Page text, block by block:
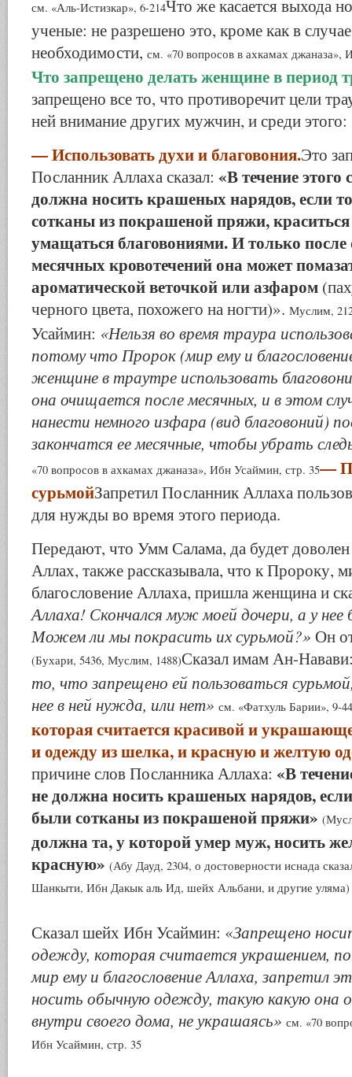
см. «Аль-Истизкар», 6-214Что же касается выхода
ученые: не разрешено это, кроме как в
необходимости, см. «70 вопросов в ахкамах джаназа»,
Что запрещено делать женщине в период
запрещено все то, что противоречит цели
ней внимание других мужчин, и среди этого:
— Использовать духи и благовония.Это
Посланник Аллаха сказал: «В течение этого
должна носить крашеных нарядов, если
сотканы из покрашеной пряжи,
умащаться благовониями. И только
месячных кровотечений она может
ароматической веточкой или азфаром
черного цвета, похожего на ногти)». Муслим,
Усаймин: «Нельзя во время траура
потому что Пророк (мир ему и
женщине в траутре использовать
она очищается после месячных, и в этом
нанести немного изфара (вид благовоний)
закончатся ее месячные, чтобы убрать
«70 вопросов в ахкамах джаназа», Ибн Усаймин, стр. 35—
сурьмойЗапретил Посланник Аллаха
для нужды во время этого периода.
Передают, что Умм Салама, да будет
Аллах, также рассказывала, что к Пророку,
благословение Аллаха, пришла женщина и
Аллаха! Скончался муж моей дочери, а у нее
Можем ли мы покрасить их сурьмой?» Он
(Бухари, 5436, Муслим, 1488)Сказал имам Ан-
то, что запрещено ей пользоваться
нее в ней нужда, или нет» см. «Фатхуль Барии», 9-
которая считается красивой и
и одежду из шелка, и красную и желтую
причине слов Посланника Аллаха: «В
не должна носить крашеных нарядов,
были сотканы из покрашеной пряжи»
должна та, у которой умер муж, носить
красную» (Абу Дауд, 2304, о достоверности иснада
Шанкыти, Ибн Дакык аль Ид, шейх Альбани, и другие уляма)
Сказал шейх Ибн Усаймин: «Запрещено
одежду, которая считается украшением,
мир ему и благословение Аллаха, запретил
носить обычную одежду, такую какую она
внутри своего дома, не украшаясь» см. «70
Ибн Усаймин, стр. 35